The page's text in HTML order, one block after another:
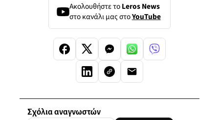
Ακολουθήστε τοLeros News
στο κανάλι μας στοYouTube
Σχόλια αναγνωστών